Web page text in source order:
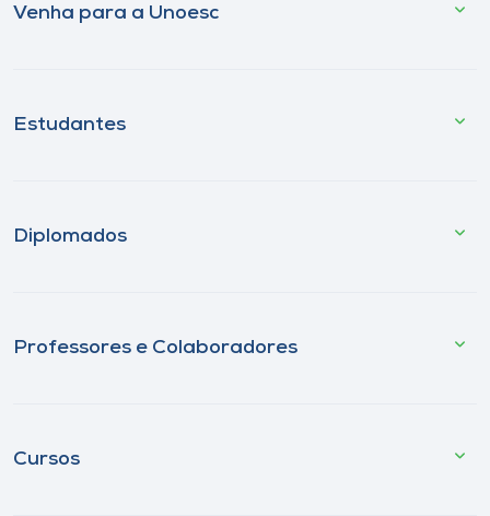
Venha para a Unoesc
Estudantes
Diplomados
Professores e Colaboradores
Cursos